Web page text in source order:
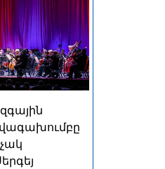
Զանգեզուրի
և Ագարակի